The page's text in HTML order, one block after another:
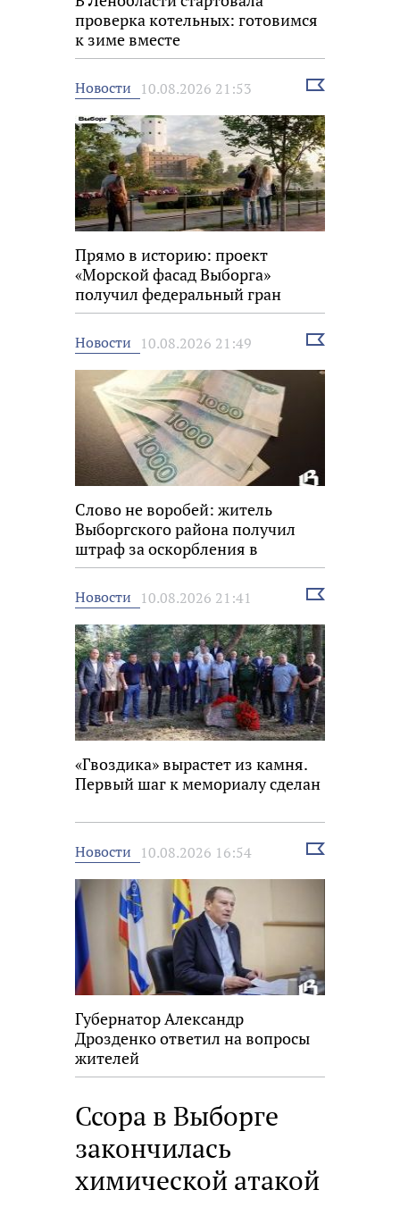
проверка котельных: готовимся
к зиме вместе
Новости 10.08.2026 21:53
Выбрать
Прямо в историю: проект
«Морской фасад Выборга»
получил федеральный гран
Новости 10.08.2026 21:49
Выбрать
Слово не воробей: житель
Выборгского района получил
штраф за оскорбления в
мессенджере
Новости 10.08.2026 21:41
Выбрать
«Гвоздика» вырастет из камня.
Первый шаг к мемориалу сделан
Новости 10.08.2026 16:54
Выбрать
Губернатор Александр
Дрозденко ответил на вопросы
жителей
Ссора в Выборге
закончилась
химической атакой